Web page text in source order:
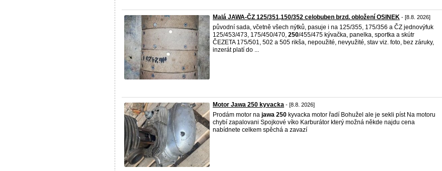
Malá JAWA-ČZ 125/351,150/352 celobuben brzd. obložení OSINEK - [8.8. 2026]
původní sada, včetně všech nýtků, pasuje i na 125/355, 175/356 a ČZ jednovýfuk
125/453/473, 175/450/470, 250/455/475 kývačka, panelka, sportka a skútr
ČEZETA 175/501, 502 a 505 rikša, nepoužité, nevyužité, stav viz. foto, bez záruky,
inzerát platí do ...
Motor Jawa 250 kyvacka - [8.8. 2026]
Prodám motor na jawa 250 kyvacka motor řadí Bohužel ale je sekli píst Na motoru
chybí zapalovani Spojkové víko Karburátor který možná někde najdu cena
nabídnete celkem spěchá a zavazí